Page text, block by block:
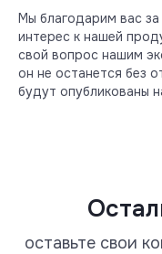
Мы благодарим вас
интерес к нашей
свой вопрос нашим
он не останется без
будут опубликованы
оставьте свои
Подложки для
Ламинат